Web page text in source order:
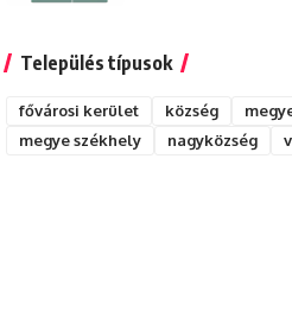
Település típusok
fővárosi kerület község
megye székhely
nagyközség